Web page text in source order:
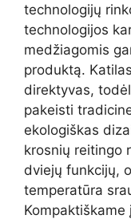
technologijų
technologijos
medžiagomis
produktą.
direktyvas,
pakeisti
ekologiškas
krosnių reitingo
dviejų funkcijų,
temperatūra